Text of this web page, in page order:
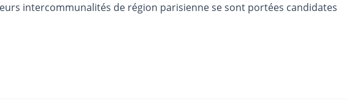
intercommunalités de région parisienne se sont portées candidates